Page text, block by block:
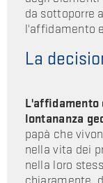
da sottoporre
l'affidamento
La
L'affidamento
lontananza
papà che
nella vita dei
nella loro